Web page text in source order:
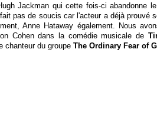
Jackman qui cette fois-ci abandonne
pas de soucis car l'acteur a déjà prouvé
Anne Hataway également. Nous
Cohen dans la comédie musicale de
chanteur du groupe The Ordinary Fear of